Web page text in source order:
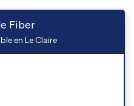
Fiber
en Le Claire